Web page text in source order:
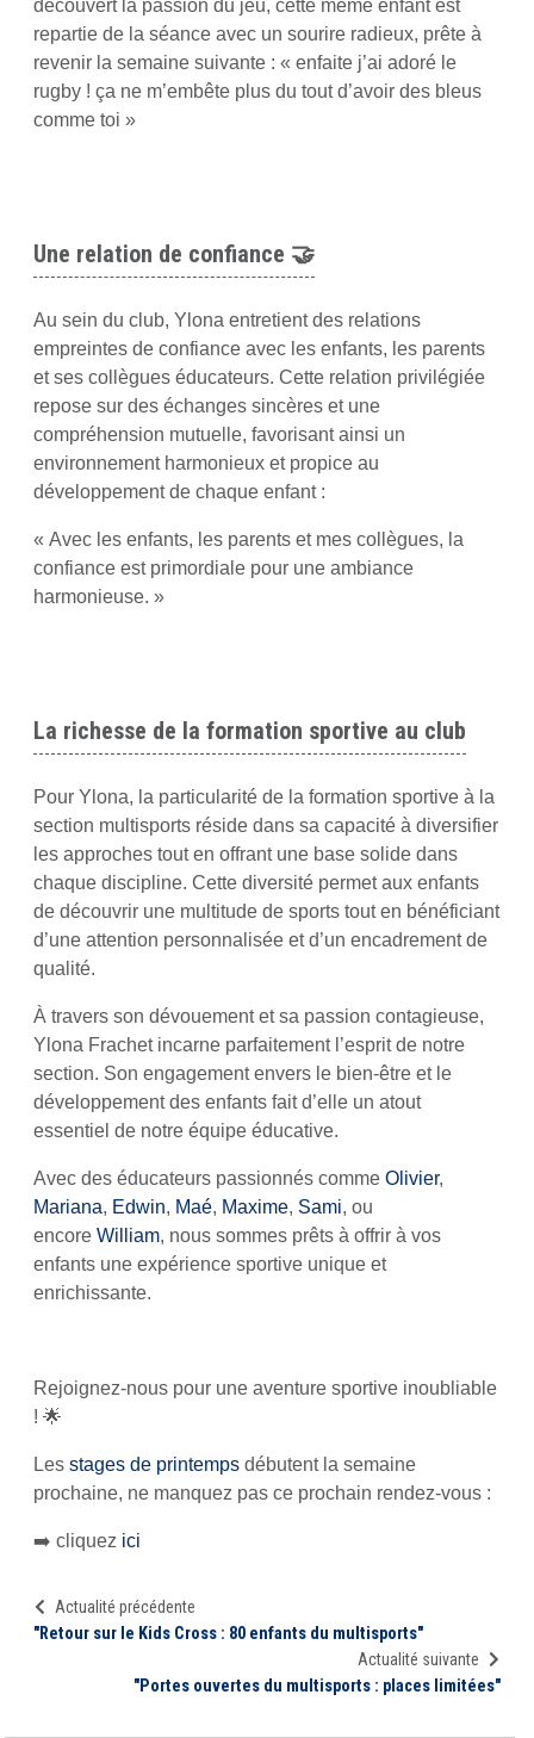
découvert la passion du jeu, cette même enfant est
repartie de la séance avec un sourire radieux, prête à
revenir la semaine suivante : « enfaite j’ai adoré le
rugby ! ça ne m’embête plus du tout d’avoir des bleus
comme toi »
Une relation de confiance 🤝
Au sein du club, Ylona entretient des relations
empreintes de confiance avec les enfants, les parents
et ses collègues éducateurs. Cette relation privilégiée
repose sur des échanges sincères et une
compréhension mutuelle, favorisant ainsi un
environnement harmonieux et propice au
développement de chaque enfant :
« Avec les enfants, les parents et mes collègues, la
confiance est primordiale pour une ambiance
harmonieuse. »
La richesse de la formation sportive au club
Pour Ylona, la particularité de la formation sportive à la
section multisports réside dans sa capacité à diversifier
les approches tout en offrant une base solide dans
chaque discipline. Cette diversité permet aux enfants
de découvrir une multitude de sports tout en bénéficiant
d’une attention personnalisée et d’un encadrement de
qualité.
À travers son dévouement et sa passion contagieuse,
Ylona Frachet incarne parfaitement l’esprit de notre
section. Son engagement envers le bien-être et le
développement des enfants fait d’elle un atout
essentiel de notre équipe éducative.
Avec des éducateurs passionnés comme Olivier,
Mariana, Edwin, Maé, Maxime, Sami, ou
encore William, nous sommes prêts à offrir à vos
enfants une expérience sportive unique et
enrichissante.
Rejoignez-nous pour une aventure sportive inoubliable
! 🌟
Les stages de printemps débutent la semaine
prochaine, ne manquez pas ce prochain rendez-vous :
➡️ cliquez ici
Actualité précédente
"Retour sur le Kids Cross : 80 enfants du multisports"
Actualité suivante
"Portes ouvertes du multisports : places limitées"